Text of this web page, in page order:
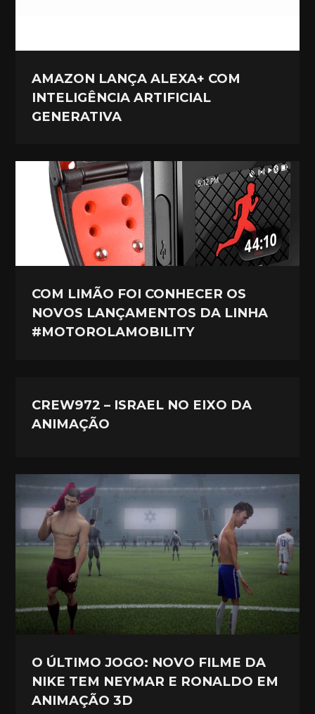
AMAZON LANÇA ALEXA+ COM
INTELIGÊNCIA ARTIFICIAL
GENERATIVA
COM LIMÃO FOI CONHECER OS
NOVOS LANÇAMENTOS DA LINHA
#MOTOROLAMOBILITY
CREW972 – ISRAEL NO EIXO DA
ANIMAÇÃO
O ÚLTIMO JOGO: NOVO FILME DA
NIKE TEM NEYMAR E RONALDO EM
ANIMAÇÃO 3D